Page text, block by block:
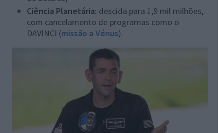
Ciência Planetária: descida para 1,9 mil milhões,
com cancelamento de programas como o
DAVINCI (missão a Vénus).